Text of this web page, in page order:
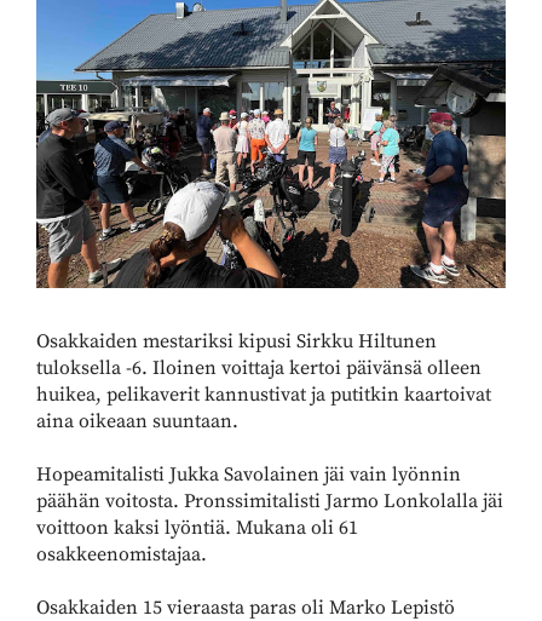
Osakkaiden mestariksi kipusi Sirkku Hiltunen
tuloksella -6. Iloinen voittaja kertoi päivänsä olleen
huikea, pelikaverit kannustivat ja putitkin kaartoivat
aina oikeaan suuntaan.
Hopeamitalisti Jukka Savolainen jäi vain lyönnin
päähän voitosta. Pronssimitalisti Jarmo Lonkolalla jäi
voittoon kaksi lyöntiä. Mukana oli 61
osakkeenomistajaa.
Osakkaiden 15 vieraasta paras oli Marko Lepistö